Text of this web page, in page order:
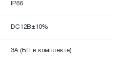
IP66
DC12В±10%
3А (БП в комплекте)